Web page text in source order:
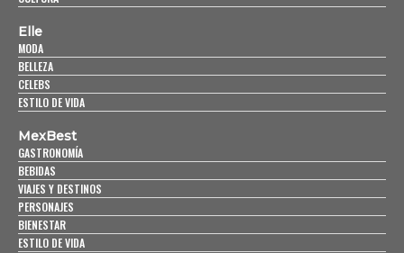
Elle
MODA
BELLEZA
CELEBS
ESTILO DE VIDA
MexBest
GASTRONOMÍA
BEBIDAS
VIAJES Y DESTINOS
PERSONAJES
BIENESTAR
ESTILO DE VIDA